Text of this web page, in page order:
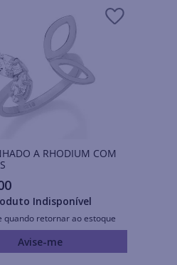
A RHODIUM COM
Indisponível
quando retornar ao estoque
Avise-me